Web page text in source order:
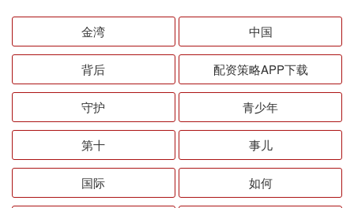
金湾 中国
背后 配资策略APP下载
守护 青少年
第十 事儿
国际 如何